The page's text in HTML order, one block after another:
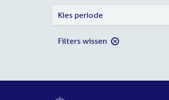
Kies periode
Filters wissen